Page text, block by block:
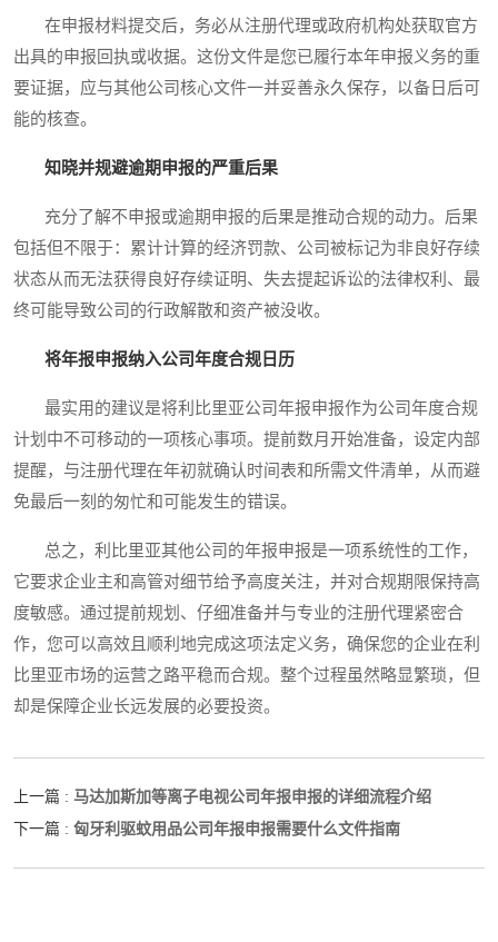
在申报材料提交后，务必从注册代理或政府机构处获取官方
出具的申报回执或收据。这份文件是您已履行本年申报义务的重
要证据，应与其他公司核心文件一并妥善永久保存，以备日后可
能的核查。
知晓并规避逾期申报的严重后果
充分了解不申报或逾期申报的后果是推动合规的动力。后果
包括但不限于：累计计算的经济罚款、公司被标记为非良好存续
状态从而无法获得良好存续证明、失去提起诉讼的法律权利、最
终可能导致公司的行政解散和资产被没收。
将年报申报纳入公司年度合规日历
最实用的建议是将利比里亚公司年报申报作为公司年度合规
计划中不可移动的一项核心事项。提前数月开始准备，设定内部
提醒，与注册代理在年初就确认时间表和所需文件清单，从而避
免最后一刻的匆忙和可能发生的错误。
总之，利比里亚其他公司的年报申报是一项系统性的工作，
它要求企业主和高管对细节给予高度关注，并对合规期限保持高
度敏感。通过提前规划、仔细准备并与专业的注册代理紧密合
作，您可以高效且顺利地完成这项法定义务，确保您的企业在利
比里亚市场的运营之路平稳而合规。整个过程虽然略显繁琐，但
却是保障企业长远发展的必要投资。
上一篇 : 马达加斯加等离子电视公司年报申报的详细流程介绍
下一篇 : 匈牙利驱蚊用品公司年报申报需要什么文件指南